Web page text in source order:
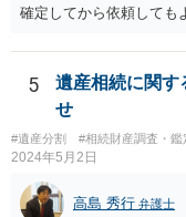
確定してから依頼しても
5
遺産相続に関す
せ
#遺産分割 #相続財産調査・鑑
2024年5月2日
高島 秀行 弁護士